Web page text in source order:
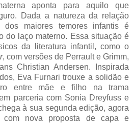
aponta para aquilo que
Dada a natureza da relação
maiores temores infantis é
do laço materno. Essa situação é
da literatura infantil, como o
, com versões de Perrault e Grimm,
Christian Andersen. Inspirada
Eva Furnari trouxe a solidão e
entre mãe e filho na trama
parceria com Sonia Dreyfuss e
à sua segunda edição, agora
com nova proposta de capa e